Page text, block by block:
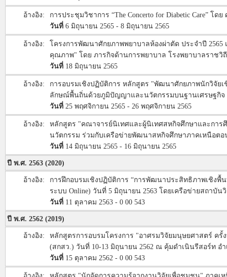
อ้างอิง:
การประชุมวิชาการ “The Concerto for Diabetic Care” โ
วันที่ 6 มิถุนายน 2565 - 8 มิถุนายน 2565
อ้างอิง:
โครงการพัฒนาศักยภาพพยาบาลห้องผ่าตัด ประจำปี
คุณภาพ" โดย ภารกิจด้านการพยาบาล โรงพยาบาลราชวิถี
วันที่ 18 มิถุนายน 2565
อ้างอิง:
การอบรมเชิงปฏิบัติการ หลักสูตร "พัฒนาศักยภาพนักวิจัยเ
ลักษณ์พื้นถิ่นด้วยภูมิปัญญาและนวัตกรรมบนฐานเศรษฐกิจ
วันที่ 25 พฤศจิกายน 2565 - 26 พฤศจิกายน 2565
อ้างอิง:
หลักสูตร "คณาจารย์นิเทศและผู้นิเทศสหกิจศึกษาและการ
นวัตกรรม ร่วมกับเครือข่ายพัฒนาสหกิจศึกษาภาคเหนือตอ
วันที่ 14 มิถุนายน 2565 - 16 มิถุนายน 2565
ปี พ.ศ. 2563 (2020)
อ้างอิง:
การฝึกอบรมเชิงปฏิบัติการ “การพัฒนาประสิทธิภาพเชิงพื้น
ระบบ Online) วันที่ 5 มิถุนายน 2563 โดยเครือข่ายสถา
วันที่ 11 ตุลาคม 2563 - 0 00 543
ปี พ.ศ. 2562 (2019)
อ้างอิง:
หลักสูตรการอบรมโครงการ "อาศรมวิจัยมนุษยศาสตร์ ค
(สกสว.) วันที่ 10-13 มิถุนายน 2562 ณ คุ้มดำเนินรีสอร์ท อ
วันที่ 15 ตุลาคม 2562 - 0 00 543